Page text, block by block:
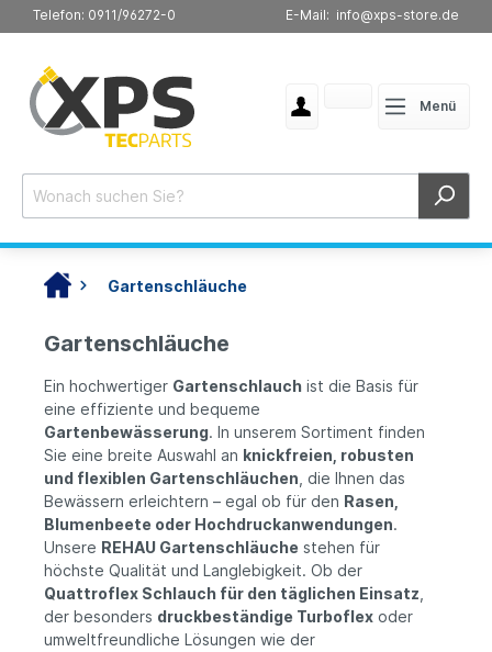
Telefon: 0911/96272-0 E-Mail: info@xps-store.de
Menü
Gartenschläuche
Gartenschläuche
Ein hochwertiger Gartenschlauch ist die Basis für
eine effiziente und bequeme
Gartenbewässerung. In unserem Sortiment finden
Sie eine breite Auswahl an knickfreien, robusten
und flexiblen Gartenschläuchen, die Ihnen das
Bewässern erleichtern – egal ob für den Rasen,
Blumenbeete oder Hochdruckanwendungen.
Unsere REHAU Gartenschläuche stehen für
höchste Qualität und Langlebigkeit. Ob der
Quattroflex Schlauch für den täglichen Einsatz,
der besonders druckbeständige Turboflex oder
umweltfreundliche Lösungen wie der